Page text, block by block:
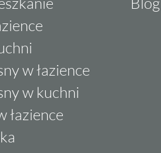
w łazience
w kuchni
łazience